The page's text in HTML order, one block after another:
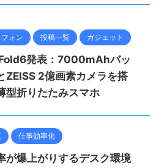
ォン 投稿一覧 ガジェット
発表：7000mAhバッ
ZEISS 2億画素カメラを搭
型折りたたみスマホ
仕事効率化
が爆上がりするデスク環境